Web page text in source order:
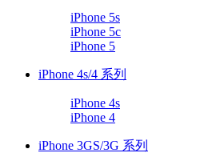
iPhone 5s
iPhone 5c
iPhone 5
iPhone 4s/4 系列
iPhone 4s
iPhone 4
iPhone 3GS/3G 系列